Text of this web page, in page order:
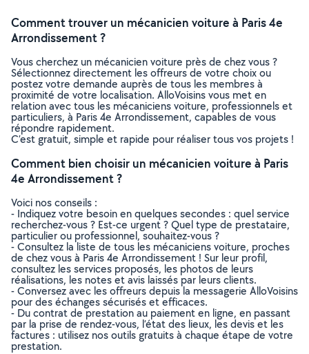
Comment trouver un mécanicien voiture à Paris 4e
Arrondissement ?
Vous cherchez un mécanicien voiture près de chez vous ?
Sélectionnez directement les offreurs de votre choix ou
postez votre demande auprès de tous les membres à
proximité de votre localisation. AlloVoisins vous met en
relation avec tous les mécaniciens voiture, professionnels et
particuliers, à Paris 4e Arrondissement, capables de vous
répondre rapidement.
C’est gratuit, simple et rapide pour réaliser tous vos projets !
Comment bien choisir un mécanicien voiture à Paris
4e Arrondissement ?
Voici nos conseils :
- Indiquez votre besoin en quelques secondes : quel service
recherchez-vous ? Est-ce urgent ? Quel type de prestataire,
particulier ou professionnel, souhaitez-vous ?
- Consultez la liste de tous les mécaniciens voiture, proches
de chez vous à Paris 4e Arrondissement ! Sur leur profil,
consultez les services proposés, les photos de leurs
réalisations, les notes et avis laissés par leurs clients.
- Conversez avec les offreurs depuis la messagerie AlloVoisins
pour des échanges sécurisés et efficaces.
- Du contrat de prestation au paiement en ligne, en passant
par la prise de rendez-vous, l’état des lieux, les devis et les
factures : utilisez nos outils gratuits à chaque étape de votre
prestation.